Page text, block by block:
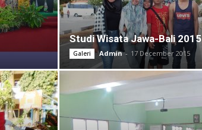
Studi Wisata Jawa-Bali 2015
Galeri Admin - 17 December 2015